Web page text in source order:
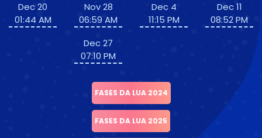
Dec 20
01:44 AM
Nov 28
06:59 AM
Dec 27
07:10 PM
Dec 4
11:15 PM
Dec 11
08:52 PM
FASES DA LUA 2024
FASES DA LUA 2025